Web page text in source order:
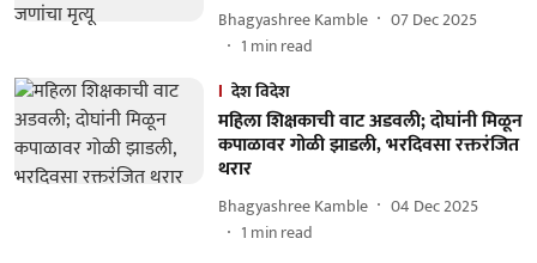
Bhagyashree Kamble
07 Dec 2025
1 min read
देश विदेश
महिला शिक्षकाची वाट अडवली; दोघांनी मिळून
कपाळावर गोळी झाडली, भरदिवसा रक्तरंजित
थरार
Bhagyashree Kamble
04 Dec 2025
1 min read